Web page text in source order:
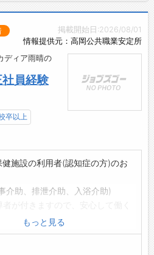
掲載開始日:2026/08/01
情報提供元：高岡公共職業安定所
ィア雨晴の
員経験
卒以上
施設の利用者(認知症の方)のお
介助、排泄介助、入浴介助)
しんでもらえるように施設行事を
画
もっと見る